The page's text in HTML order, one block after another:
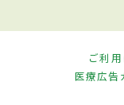
ご利
医療広告